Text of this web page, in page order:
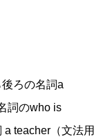
ろの名詞a
詞のwho is
teacher（文法用